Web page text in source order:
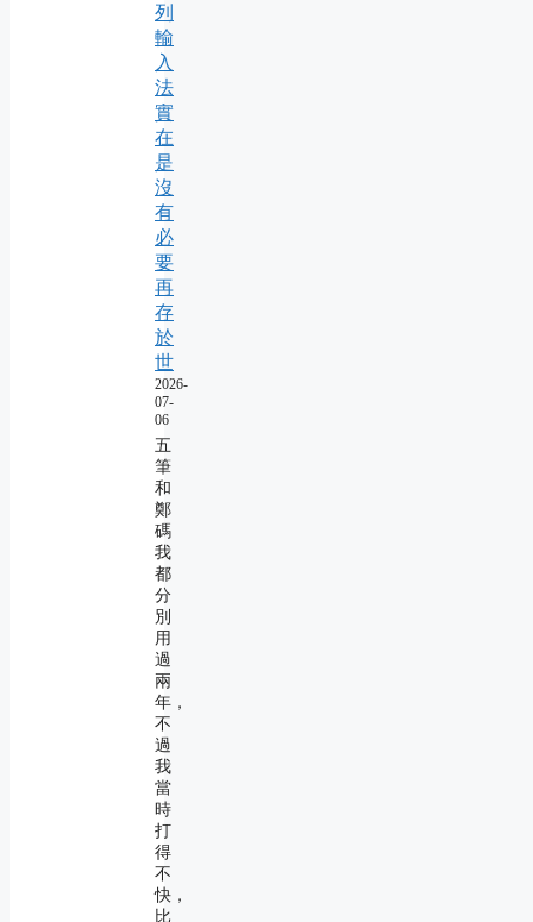
列
輸
入
法
實
在
是
沒
有
必
要
再
存
於
世
2026-
07-
06
五
筆
和
鄭
碼
我
都
分
別
用
過
兩
年，
不
過
我
當
時
打
得
不
快，
比